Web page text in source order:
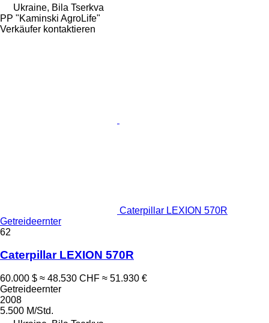
Ukraine, Bila Tserkva
PP "Kaminski AgroLife"
Verkäufer kontaktieren
Caterpillar LEXION 570R
Getreideernter
62
Caterpillar LEXION 570R
60.000 $ ≈ 48.530 CHF ≈ 51.930 €
Getreideernter
2008
5.500 M/Std.